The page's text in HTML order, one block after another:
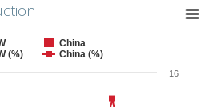
steel production
categories.
China
(%) China (%)
16